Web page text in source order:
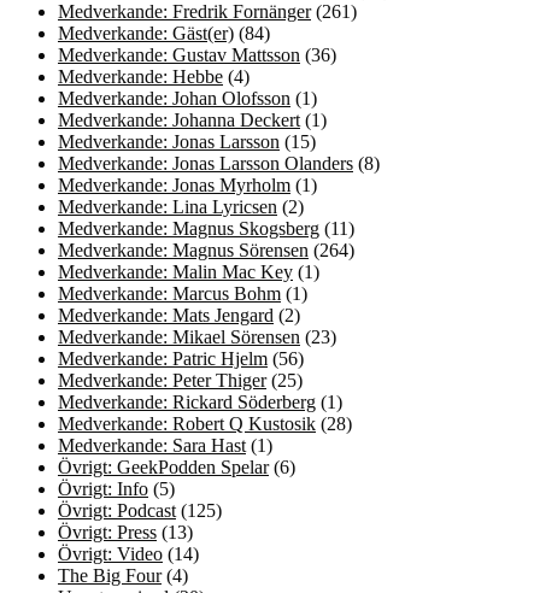
Medverkande: Fredrik Fornänger(261)
Medverkande: Gäst(er) (84)
Medverkande: Gustav Mattsson (36)
Medverkande: Hebbe (4)
Medverkande: Johan Olofsson (1)
Medverkande: Johanna Deckert (1)
Medverkande: Jonas Larsson (15)
Medverkande: Jonas Larsson Olanders (8)
Medverkande: Jonas Myrholm (1)
Medverkande: Lina Lyricsen (2)
Medverkande: Magnus Skogsberg (11)
Medverkande: Magnus Sörensen (264)
Medverkande: Malin Mac Key (1)
Medverkande: Marcus Bohm (1)
Medverkande: Mats Jengard (2)
Medverkande: Mikael Sörensen (23)
Medverkande: Patric Hjelm (56)
Medverkande: Peter Thiger(25)
Medverkande: Rickard Söderberg (1)
Medverkande: Robert Q Kustosik (28)
Medverkande: Sara Hast (1)
Övrigt: GeekPodden Spelar(6)
Övrigt: Info (5)
Övrigt: Podcast (125)
Övrigt: Press (13)
Övrigt: Video (14)
The Big Four(4)